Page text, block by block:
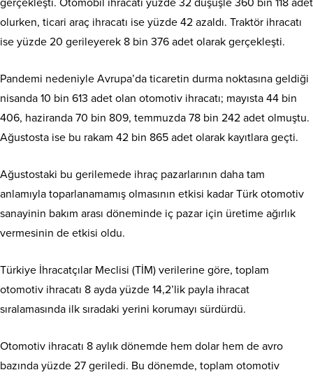
olurken, ticari araç ihracatı ise yüzde 42 azaldı. Traktör ihracatı
ise yüzde 20 gerileyerek 8 bin 376 adet olarak gerçekleşti.
Pandemi nedeniyle Avrupa’da ticaretin durma noktasına geldiği
nisanda 10 bin 613 adet olan otomotiv ihracatı; mayısta 44 bin
406, haziranda 70 bin 809, temmuzda 78 bin 242 adet olmuştu.
Ağustosta ise bu rakam 42 bin 865 adet olarak kayıtlara geçti.
Ağustostaki bu gerilemede ihraç pazarlarının daha tam
anlamıyla toparlanamamış olmasının etkisi kadar Türk otomotiv
sanayinin bakım arası döneminde iç pazar için üretime ağırlık
vermesinin de etkisi oldu.
Türkiye İhracatçılar Meclisi (TİM) verilerine göre, toplam
otomotiv ihracatı 8 ayda yüzde 14,2’lik payla ihracat
sıralamasında ilk sıradaki yerini korumayı sürdürdü.
Otomotiv ihracatı 8 aylık dönemde hem dolar hem de avro
bazında yüzde 27 geriledi. Bu dönemde, toplam otomotiv